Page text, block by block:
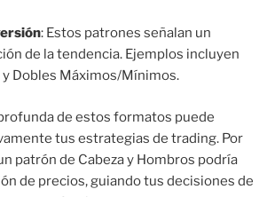
: Estos patrones señalan un
de la tendencia. Ejemplos incluyen
y Dobles Máximos/Mínimos.
de estos formatos puede
tus estrategias de trading. Por
patrón de Cabeza y Hombros podría
de precios, guiando tus decisiones de